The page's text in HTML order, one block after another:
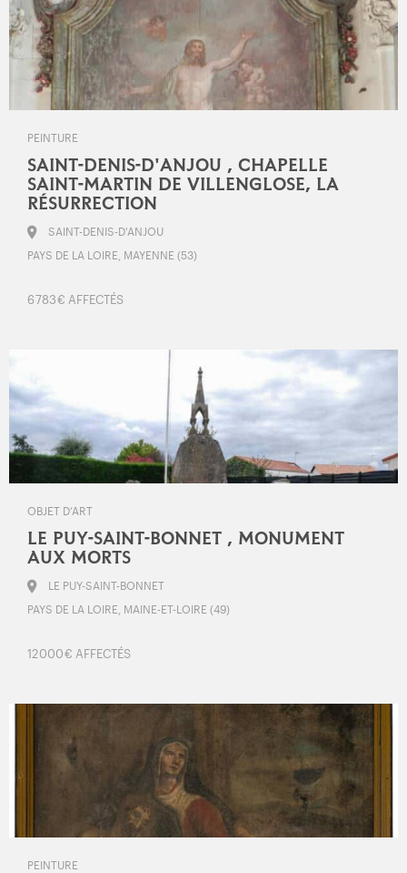
PEINTURE
SAINT-DENIS-D'ANJOU , CHAPELLE
SAINT-MARTIN DE VILLENGLOSE, LA
RÉSURRECTION
SAINT-DENIS-D'ANJOU
PAYS DE LA LOIRE, MAYENNE (53)
6 783 € AFFECTÉS
OBJET D’ART
LE PUY-SAINT-BONNET , MONUMENT
AUX MORTS
LE PUY-SAINT-BONNET
PAYS DE LA LOIRE, MAINE-ET-LOIRE (49)
12 000 € AFFECTÉS
PEINTURE